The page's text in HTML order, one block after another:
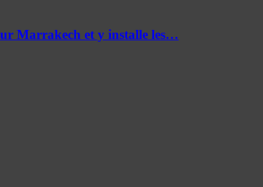
Marrakech et y installe les…